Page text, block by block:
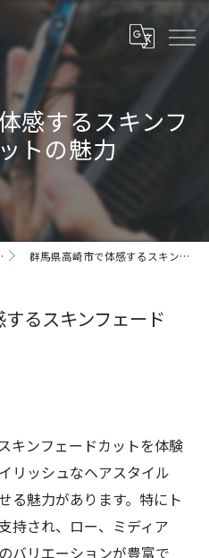
感するスキンフ
トの魅力
群馬県高崎市で体感するスキンフェードカットの魅力
るスキンフェード
キンフェードカットを体験
リッシュなヘアスタイル
る魅力があります。特にト
持され、ロー、ミディア
バリエーションが豊富で